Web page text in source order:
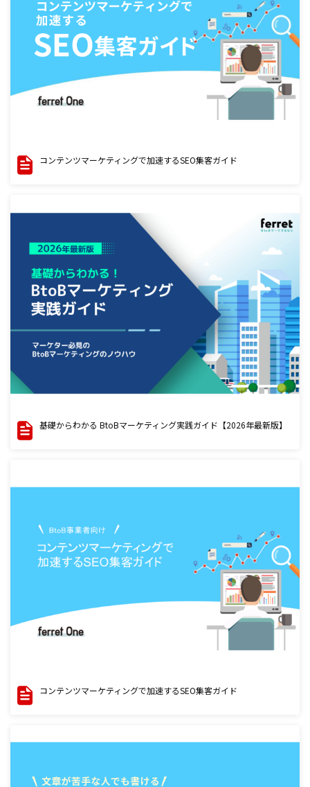
コンテンツマーケティングで加速するSEO集客ガイド
基礎からわかる BtoBマーケティング実践ガイド【2026年最新版】
コンテンツマーケティングで加速するSEO集客ガイド